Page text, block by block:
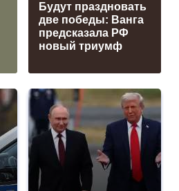
Будут праздновать
две победы: Ванга
предсказала РФ
новый триумф